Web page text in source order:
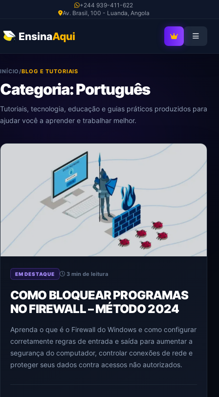
+244 939-411-622
Av. Brasil, 100 - Luanda, Angola
EnsinaAqui SEJA MEMBRO
o
conteúdo
INÍCIO/BLOG E TUTORIAIS
Categoria: Português
Tutoriais, tecnologia, educação e guias práticos produzidos para
ajudar você a aprender e trabalhar melhor.
EM DESTAQUE 3 min de leitura
COMO BLOQUEAR PROGRAMAS
NO FIREWALL – MÉTODO 2024
Aprenda o que é o Firewall do Windows e como configurar
corretamente regras de entrada e saída para aumentar a
segurança do computador, controlar conexões de rede e
proteger seus dados contra acessos não autorizados.